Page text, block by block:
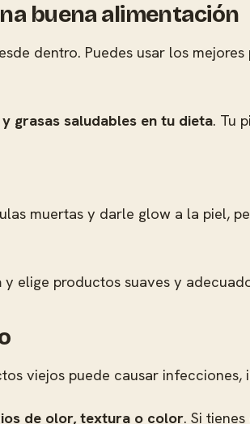
buena alimentación
dentro. Puedes usar los
grasas saludables en tu dieta. Tu
muertas y darle glow a la piel,
y elige productos suaves y
viejos puede causar
de olor, textura o color. Si